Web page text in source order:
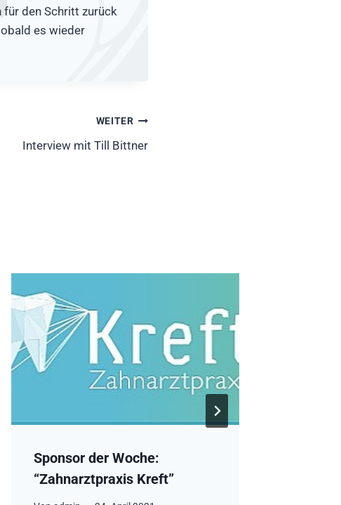
den Schritt zurück
es wieder
WEITER
Interview mit Till Bittner
Sponsor der Woche:
“Zahnarztpraxis Kreft”